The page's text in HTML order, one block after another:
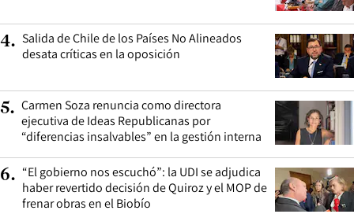
4. Salida de Chile de los Países No Alineados
desata críticas en la oposición
5. Carmen Soza renuncia como directora
ejecutiva de Ideas Republicanas por
“diferencias insalvables” en la gestión interna
6. “El gobierno nos escuchó”: la UDI se adjudica
haber revertido decisión de Quiroz y el MOP de
frenar obras en el Biobío